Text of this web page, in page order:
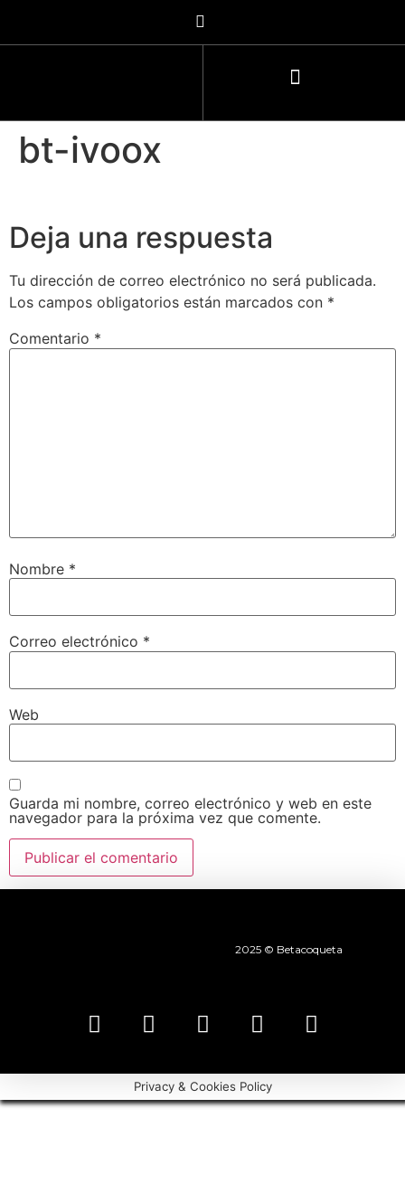
bt-ivoox
Deja una respuesta
Tu dirección de correo electrónico no será publicada.
Los campos obligatorios están marcados con *
Comentario *
Nombre *
Correo electrónico *
Web
Guarda mi nombre, correo electrónico y web en este
navegador para la próxima vez que comente.
2025 © Betacoqueta
Privacy & Cookies Policy